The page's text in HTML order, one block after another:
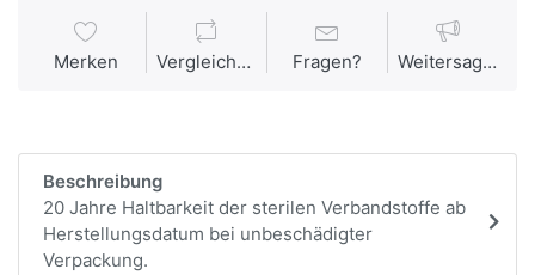
Merken Vergleichen Fragen? Weitersagen
Beschreibung
20 Jahre Haltbarkeit der sterilen Verbandstoffe ab
Herstellungsdatum bei unbeschädigter
Verpackung.